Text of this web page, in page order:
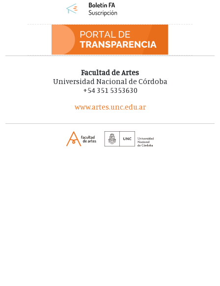
Facultad de Artes
Universidad Nacional de Córdoba
+54 351 5353630
www.artes.unc.edu.ar